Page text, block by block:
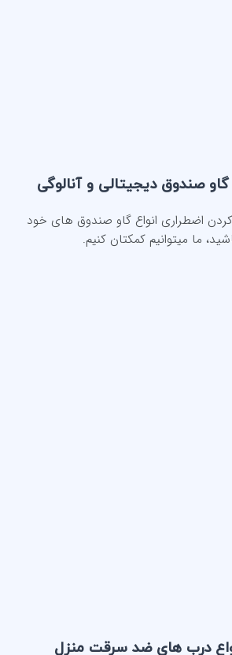
گاو صندوق دیجیتالی و آنالوگی
کردن اضطراری انواع گاو صندوق های خود
ما میتوانیم کمکتان کنیم.
درب های ضد سرقت منزل